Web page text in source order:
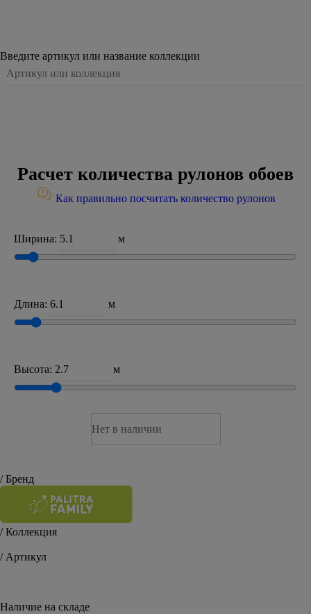
Введите артикул или название коллекции
Расчет количества рулонов обоев
Как правильно посчитать количество рулонов
Ширина: м
Длина: м
Высота: м
Нет в наличии
/ Бренд
/ Коллекция
/ Артикул
Наличие на складе